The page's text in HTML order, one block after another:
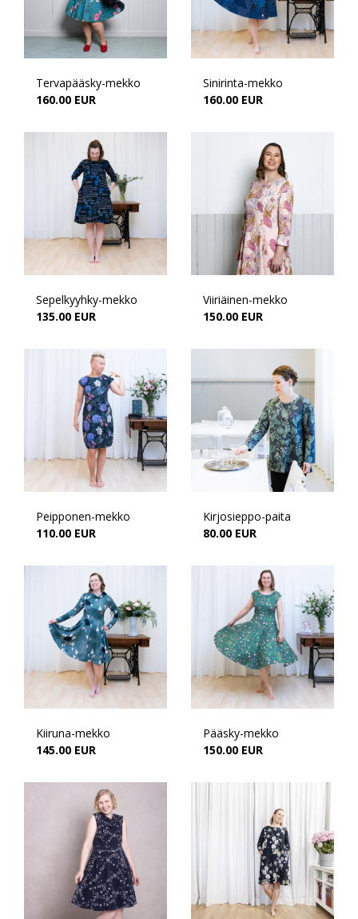
Tervapääsky-mekko
160.00 EUR
Sinirinta-mekko
160.00 EUR
Sepelkyyhky-mekko
135.00 EUR
Viiriäinen-mekko
150.00 EUR
Peipponen-mekko
110.00 EUR
Kirjosieppo-paita
80.00 EUR
Kiiruna-mekko
145.00 EUR
Pääsky-mekko
150.00 EUR